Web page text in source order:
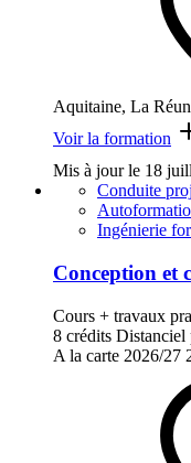
Aquitaine, La
Voir la formation
Mis à jour le 18
Conduite
Ingénierie
Conception et
Cours + travaux
8 crédits Distanciel
A la carte 2026/27